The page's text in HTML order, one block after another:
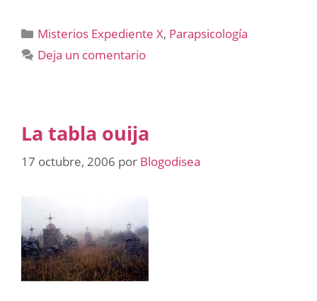
Categorías
Misterios Expediente X, Parapsicología
Deja un comentario
La tabla ouija
17 octubre, 2006 por Blogodisea